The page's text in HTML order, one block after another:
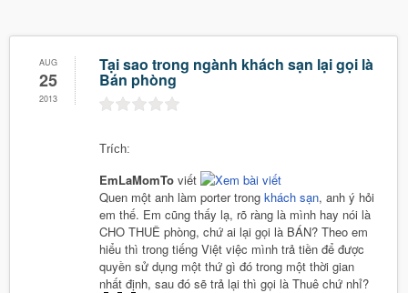
AUG
25
2013
Tại sao trong ngành khách sạn lại gọi là
Bán phòng
Trích:
EmLaMomTo viết
Quen một anh làm porter trong khách sạn, anh ý hỏi
em thế. Em cũng thấy lạ, rõ ràng là mình hay nói là
CHO THUÊ phòng, chứ ai lại gọi là BÁN? Theo em
hiểu thì trong tiếng Việt việc mình trả tiền để được
quyền sử dụng một thứ gì đó trong một thời gian
nhất định, sau đó sẽ trả lại thì gọi là Thuê chứ nhỉ?